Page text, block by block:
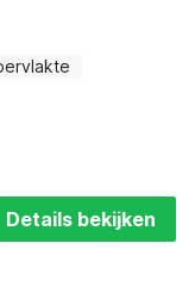
Details bekijken